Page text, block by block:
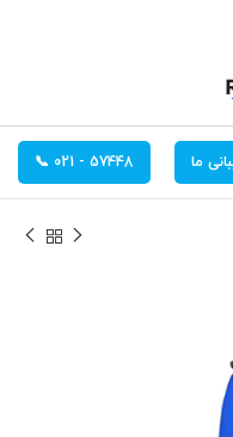
ما 57448 - 021 📞